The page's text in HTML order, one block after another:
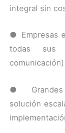
integral sin
● Empresas
todas sus
● Grandes
solución